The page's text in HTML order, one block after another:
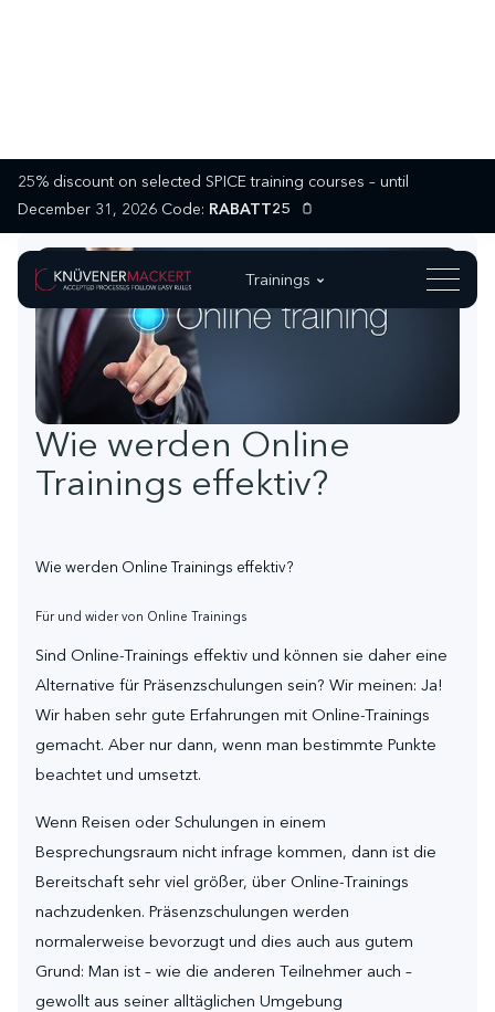
25% discount on selected SPICE training courses – until
December 31, 2026 Code: RABATT25
Trainings
Wie werden Online
Trainings effektiv?
Wie werden Online Trainings effektiv?
Für und wider von Online Trainings
Sind Online-Trainings effektiv und können sie daher eine
Alternative für Präsenzschulungen sein? Wir meinen: Ja!
Wir haben sehr gute Erfahrungen mit Online-Trainings
gemacht. Aber nur dann, wenn man bestimmte Punkte
beachtet und umsetzt.
Wenn Reisen oder Schulungen in einem
Besprechungsraum nicht infrage kommen, dann ist die
Bereitschaft sehr viel größer, über Online-Trainings
nachzudenken. Präsenzschulungen werden
normalerweise bevorzugt und dies auch aus gutem
Grund: Man ist – wie die anderen Teilnehmer auch –
gewollt aus seiner alltäglichen Umgebung